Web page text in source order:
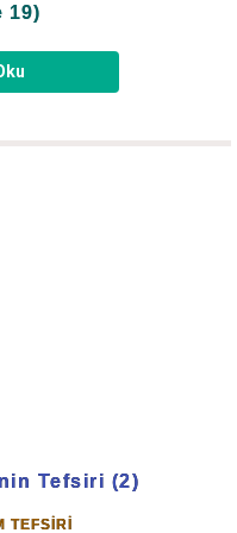
onu yasak meyveden
olduğundan
ve sakındırmak için
mi?”(Yâsin: 60-61)
19)
Tefsiri (2)
TEFSİRİ